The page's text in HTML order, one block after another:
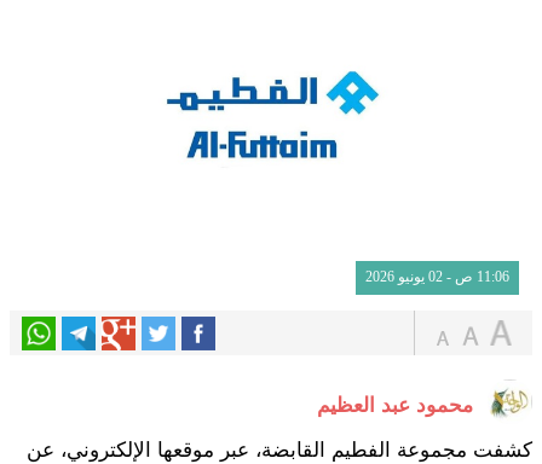
11:06 ص - 02 يونيو 2026
محمود عبد العظيم
كشفت مجموعة الفطيم القابضة، عبر موقعها الإلكتروني، عن